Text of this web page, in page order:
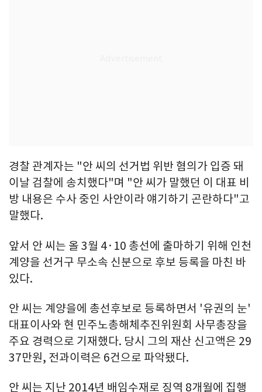
경찰 관계자는 "안 씨의 선거법 위반 혐의가 입증 돼
이날 검찰에 송치했다"며 "안 씨가 말했던 이 대표 비
방 내용은 수사 중인 사안이라 얘기하기 곤란하다"고
말했다.
앞서 안 씨는 올 3월 4·10 총선에 출마하기 위해 인천
계양을 선거구 무소속 신분으로 후보 등록을 마친 바
있다.
안 씨는 계양을에 총선후보로 등록하면서 '유권의 눈'
대표이사와 현 민주노총해체추진위원회 사무총장을
주요 경력으로 기재했다. 당시 그의 재산 신고액은 29
37만원, 전과이력은 6건으로 파악됐다.
안 씨는 지난 2014년 배임수재로 징역 8개월에 집행